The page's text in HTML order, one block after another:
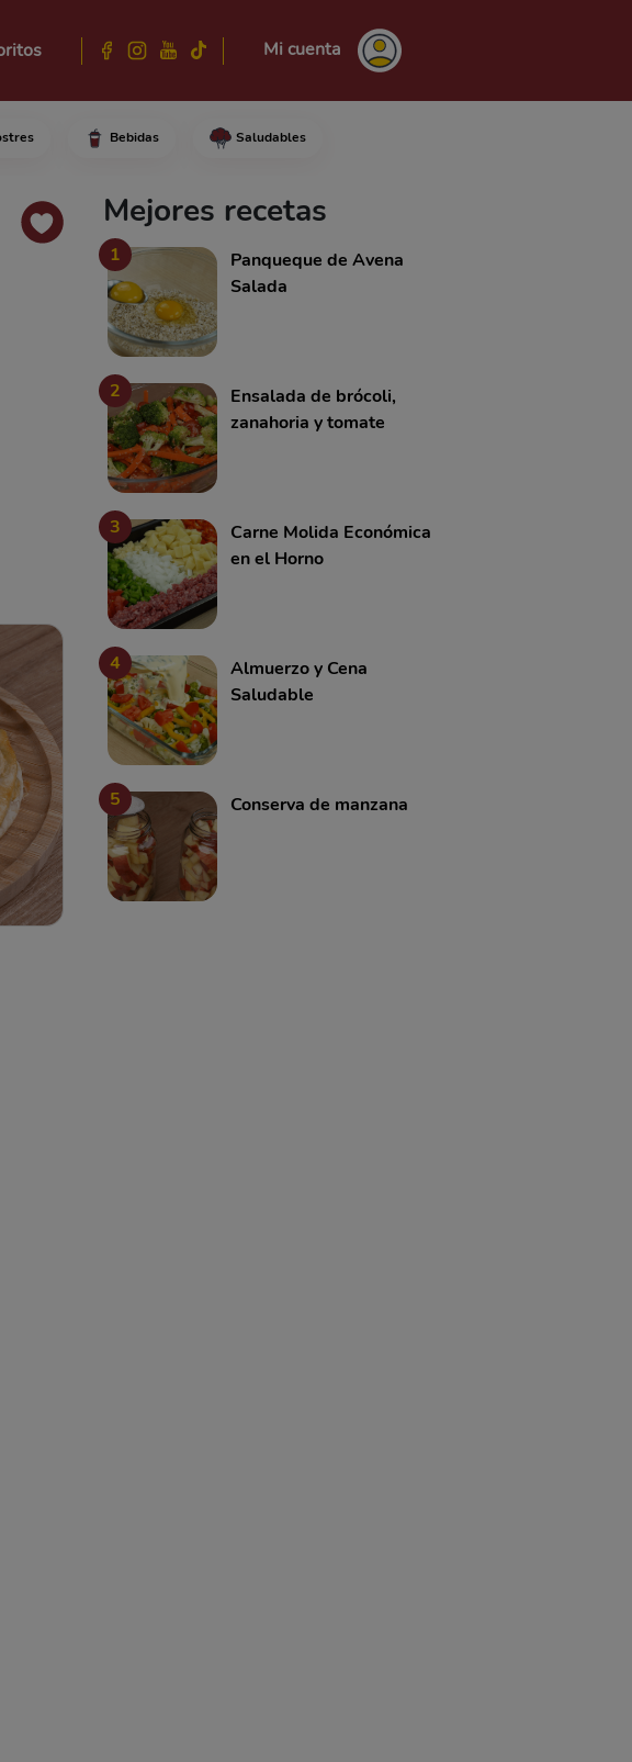
Mi cuenta
Bebidas Saludables
una tapa pequeña de olla.Corta
Mejores recetas
1
Panqueque de Avena
Salada
2
Ensalada de brócoli,
zanahoria y tomate
3
Carne Molida Económica
en el Horno
4
Almuerzo y Cena
Saludable
5 Conserva de manzana